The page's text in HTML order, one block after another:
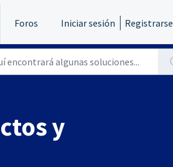
Foros Iniciar sesión Registrarse
y